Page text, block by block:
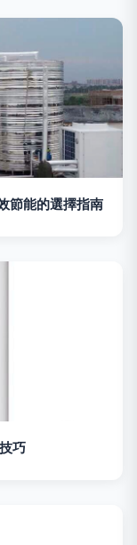
節能的選擇指南
巧